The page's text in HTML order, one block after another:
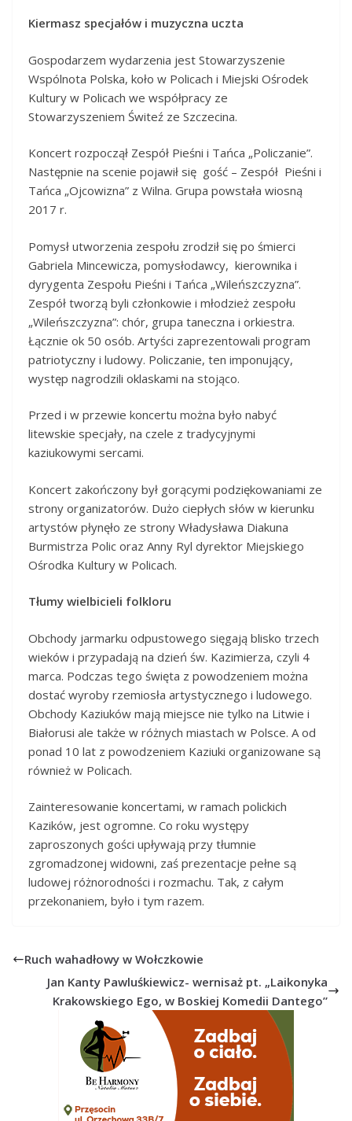
Kiermasz specjałów i muzyczna uczta
Gospodarzem wydarzenia jest Stowarzyszenie
Wspólnota Polska, koło w Policach i Miejski Ośrodek
Kultury w Policach we współpracy ze
Stowarzyszeniem Świteź ze Szczecina.
Koncert rozpoczął Zespół Pieśni i Tańca „Policzanie”.
Następnie na scenie pojawił się gość – Zespół Pieśni i
Tańca „Ojcowizna” z Wilna. Grupa powstała wiosną
2017 r.
Pomysł utworzenia zespołu zrodził się po śmierci
Gabriela Mincewicza, pomysłodawcy, kierownika i
dyrygenta Zespołu Pieśni i Tańca „Wileńszczyzna”.
Zespół tworzą byli członkowie i młodzież zespołu
„Wileńszczyzna”: chór, grupa taneczna i orkiestra.
Łącznie ok 50 osób. Artyści zaprezentowali program
patriotyczny i ludowy. Policzanie, ten imponujący,
występ nagrodzili oklaskami na stojąco.
Przed i w przewie koncertu można było nabyć
litewskie specjały, na czele z tradycyjnymi
kaziukowymi sercami.
Koncert zakończony był gorącymi podziękowaniami ze
strony organizatorów. Dużo ciepłych słów w kierunku
artystów płynęło ze strony Władysława Diakuna
Burmistrza Polic oraz Anny Ryl dyrektor Miejskiego
Ośrodka Kultury w Policach.
Tłumy wielbicieli folkloru
Obchody jarmarku odpustowego sięgają blisko trzech
wieków i przypadają na dzień św. Kazimierza, czyli 4
marca. Podczas tego święta z powodzeniem można
dostać wyroby rzemiosła artystycznego i ludowego.
Obchody Kaziuków mają miejsce nie tylko na Litwie i
Białorusi ale także w różnych miastach w Polsce. A od
ponad 10 lat z powodzeniem Kaziuki organizowane są
również w Policach.
Zainteresowanie koncertami, w ramach polickich
Kazików, jest ogromne. Co roku występy
zaproszonych gości upływają przy tłumnie
zgromadzonej widowni, zaś prezentacje pełne są
ludowej różnorodności i rozmachu. Tak, z całym
przekonaniem, było i tym razem.
Ruch wahadłowy w Wołczkowie
Jan Kanty Pawluśkiewicz- wernisaż pt. „Laikonyka
Krakowskiego Ego, w Boskiej Komedii Dantego”